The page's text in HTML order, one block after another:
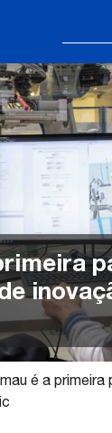
é a primeira